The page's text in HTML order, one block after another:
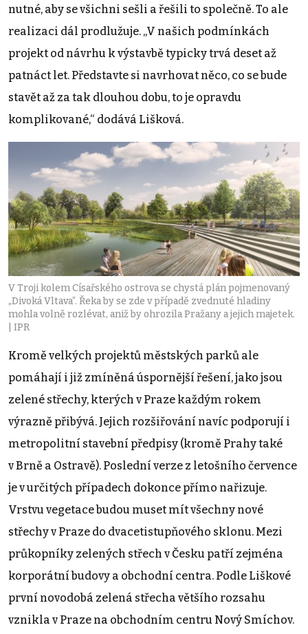
nutné, aby se všichni sešli a řešili to společně. To ale
realizaci dál prodlužuje. „V našich podmínkách
projekt od návrhu k výstavbě typicky trvá deset až
patnáct let. Představte si navrhovat něco, co se bude
stavět až za tak dlouhou dobu, to je opravdu
komplikované,“ dodává Lišková.
V Troji kolem Císařského ostrova se chystá plán pojmenovaný
„Divoká Vltava“. Řeka by se zde v případě zvednuté hladiny
mohla volně rozlévat, aniž by ohrozila Pražany a jejich majetek.
| IPR
Kromě velkých projektů městských parků ale
pomáhají i již zmíněná úspornější řešení, jako jsou
zelené střechy, kterých v Praze každým rokem
výrazně přibývá. Jejich rozšiřování navíc podporují i
metropolitní stavební předpisy (kromě Prahy také
v Brně a Ostravě). Poslední verze z letošního července
je v určitých případech dokonce přímo nařizuje.
Vrstvu vegetace budou muset mít všechny nové
střechy v Praze do dvacetistupňového sklonu. Mezi
průkopníky zelených střech v Česku patří zejména
korporátní budovy a obchodní centra. Podle Liškové
první novodobá zelená střecha většího rozsahu
vznikla v Praze na obchodním centru Nový Smíchov.